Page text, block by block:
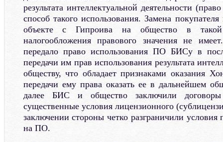
результата интеллектуальной деятельности
способ такого использования. Замена
объекте с Гипроива на общество в
налогообложения правового значения не
передало право использования ПО БИСу в
передачи им прав использования результата
обществу, что обладает признаками оказания
передачи ему права оказать ее в дальнейшем
далее БИС и общество заключили договоры
существенные условия лицензионного
заключении стороны четко разграничили условия
на ПО.